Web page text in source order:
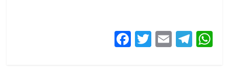
W
T
E
T